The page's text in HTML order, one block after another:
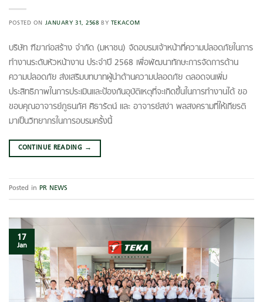
POSTED ON JANUARY 31, 2568 BY TEKACOM
บริษัท ฑีฆาก่อสร้าง จำกัด (มหาชน) จัดอบรมเจ้าหน้าที่ความปลอดภัยในการ
ทำงานระดับหัวหน้างาน ประจำปี 2568 เพื่อพัฒนาทักษะการจัดการด้าน
ความปลอดภัย ส่งเสริมบทบาทผู้นำด้านความปลอดภัย ตลอดจนเพิ่ม
ประสิทธิภาพในการประเมินและป้องกันอุบัติเหตุที่จะเกิดขึ้นในการทำงานได้ ขอ
ขอบคุณอาจารย์ภูธนภัศ ศิธารัตน์ และ อาจารย์สง่า พลสงครามที่ให้เกียรติ
มาเป็นวิทยากรในการอบรมครั้งนี้
CONTINUE READING →
Posted in PR NEWS
17
Jan